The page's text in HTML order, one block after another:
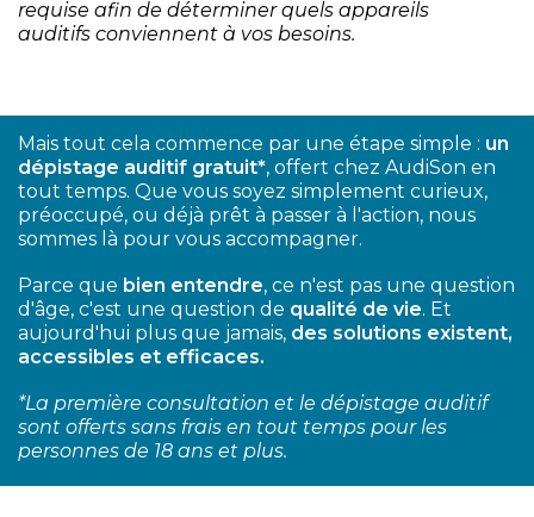
requise afin de déterminer quels appareils
auditifs conviennent à vos besoins.
Mais tout cela commence par une étape simple : un
dépistage auditif gratuit*, offert chez AudiSon en
tout temps. Que vous soyez simplement curieux,
préoccupé, ou déjà prêt à passer à l'action, nous
sommes là pour vous accompagner.
Parce que bien entendre, ce n'est pas une question
d'âge, c'est une question de qualité de vie. Et
aujourd'hui plus que jamais, des solutions existent,
accessibles et efficaces.
*La première consultation et le dépistage auditif
sont offerts sans frais en tout temps pour les
personnes de 18 ans et plus.